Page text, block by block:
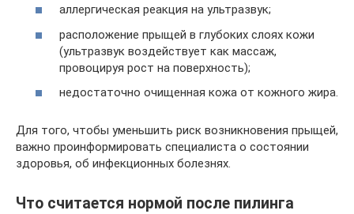
аллергическая реакция на ультразвук;
расположение прыщей в глубоких слоях кожи
(ультразвук воздействует как массаж,
провоцируя рост на поверхность);
недостаточно очищенная кожа от кожного жира.
Для того, чтобы уменьшить риск возникновения прыщей,
важно проинформировать специалиста о состоянии
здоровья, об инфекционных болезнях.
Что считается нормой после пилинга